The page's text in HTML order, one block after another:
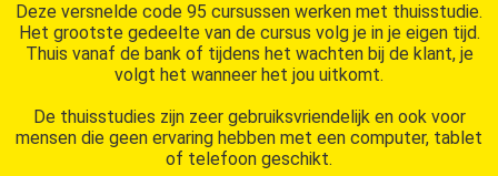
Deze versnelde code 95 cursussen werken met thuisstudie.
Het grootste gedeelte van de cursus volg je in je eigen tijd.
Thuis vanaf de bank of tijdens het wachten bij de klant, je
volgt het wanneer het jou uitkomt.
De thuisstudies zijn zeer gebruiksvriendelijk en ook voor
mensen die geen ervaring hebben met een computer, tablet
of telefoon geschikt.